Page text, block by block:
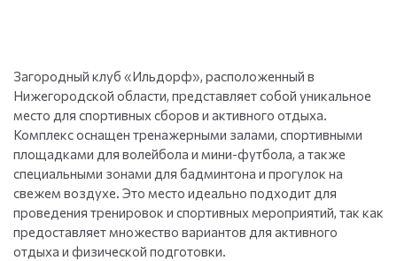
Загородный клуб «Ильдорф», расположенный в
Нижегородской области, представляет собой уникальное
место для спортивных сборов и активного отдыха.
Комплекс оснащен тренажерными залами, спортивными
площадками для волейбола и мини-футбола, а также
специальными зонами для бадминтона и прогулок на
свежем воздухе. Это место идеально подходит для
проведения тренировок и спортивных мероприятий, так как
предоставляет множество вариантов для активного
отдыха и физической подготовки.